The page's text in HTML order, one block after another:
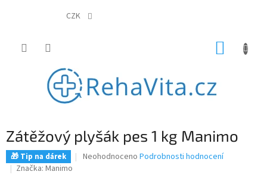
CZK
Zátěžový plyšák pes 1 kg Manimo
🎁 Tip na dárek
Průměrné
Neohodnoceno Podrobnosti hodnocení
Značka: Manimo